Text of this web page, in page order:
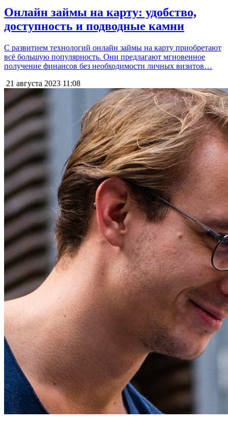
Онлайн займы на карту: удобство,
доступность и подводные камни
С развитием технологий онлайн займы на карту приобретают
всё большую популярность. Они предлагают мгновенное
получение финансов без необходимости личных визитов…
21 августа 2023 11:08